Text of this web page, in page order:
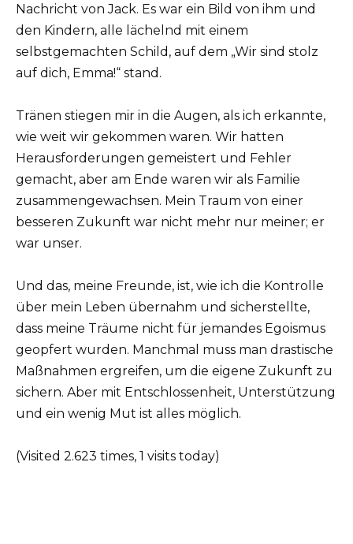
Nachricht von Jack. Es war ein Bild von ihm und
den Kindern, alle lächelnd mit einem
selbstgemachten Schild, auf dem „Wir sind stolz
auf dich, Emma!“ stand.
Tränen stiegen mir in die Augen, als ich erkannte,
wie weit wir gekommen waren. Wir hatten
Herausforderungen gemeistert und Fehler
gemacht, aber am Ende waren wir als Familie
zusammengewachsen. Mein Traum von einer
besseren Zukunft war nicht mehr nur meiner; er
war unser.
Und das, meine Freunde, ist, wie ich die Kontrolle
über mein Leben übernahm und sicherstellte,
dass meine Träume nicht für jemandes Egoismus
geopfert wurden. Manchmal muss man drastische
Maßnahmen ergreifen, um die eigene Zukunft zu
sichern. Aber mit Entschlossenheit, Unterstützung
und ein wenig Mut ist alles möglich.
(Visited 2.623 times, 1 visits today)